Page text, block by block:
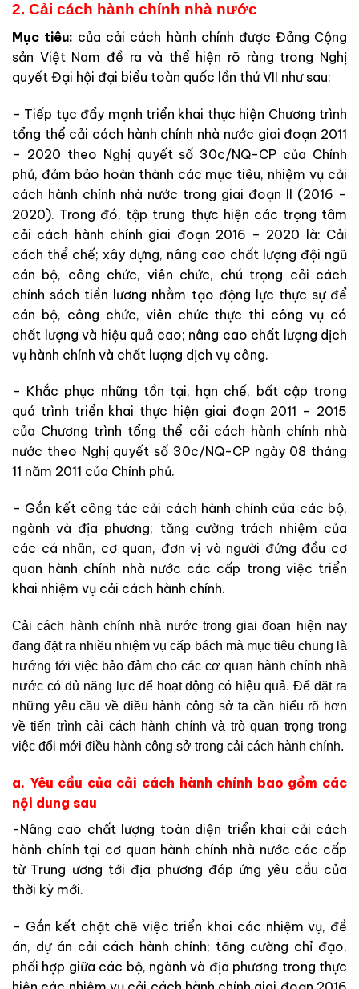
2. Cải cách hành chính nhà nước
Mục tiêu: của cải cách hành chính được Đảng Cộng
sản Việt Nam đề ra và thể hiện rõ ràng trong Nghị
quyết Đại hội đại biểu toàn quốc lần thứ VII như sau:
– Tiếp tục đẩy mạnh triển khai thực hiện Chương trình
tổng thể cải cách hành chính nhà nước giai đoạn 2011
– 2020 theo Nghị quyết số 30c/NQ-CP của Chính
phủ, đảm bảo hoàn thành các mục tiêu, nhiệm vụ cải
cách hành chính nhà nước trong giai đoạn II (2016 –
2020). Trong đó, tập trung thực hiện các trọng tâm
cải cách hành chính giai đoạn 2016 – 2020 là: Cải
cách thể chế; xây dựng, nâng cao chất lượng đội ngũ
cán bộ, công chức, viên chức, chú trọng cải cách
chính sách tiền lương nhằm tạo động lực thực sự để
cán bộ, công chức, viên chức thực thi công vụ có
chất lượng và hiệu quả cao; nâng cao chất lượng dịch
vụ hành chính và chất lượng dịch vụ công.
– Khắc phục những tồn tại, hạn chế, bất cập trong
quá trình triển khai thực hiện giai đoạn 2011 – 2015
của Chương trình tổng thể cải cách hành chính nhà
nước theo Nghị quyết số 30c/NQ-CP ngày 08 tháng
11 năm 2011 của Chính phủ.
– Gắn kết công tác cải cách hành chính của các bộ,
ngành và địa phương; tăng cường trách nhiệm của
các cá nhân, cơ quan, đơn vị và người đứng đầu cơ
quan hành chính nhà nước các cấp trong việc triển
khai nhiệm vụ cải cách hành chính.
Cải cách hành chính nhà nước trong giai đoạn hiện nay
đang đặt ra nhiều nhiệm vụ cấp bách mà mục tiêu chung là
hướng tới việc bảo đảm cho các cơ quan hành chính nhà
nước có đủ năng lực để hoạt động có hiệu quả. Để đặt ra
những yêu cầu về điều hành công sở ta cần hiểu rõ hơn
về tiến trình cải cách hành chính và trò quan trọng trong
việc đổi mới điều hành công sở trong cải cách hành chính.
a. Yêu cầu của cải cách hành chính bao gồm các
nội dung sau
-Nâng cao chất lượng toàn diện triển khai cải cách
hành chính tại cơ quan hành chính nhà nước các cấp
từ Trung ương tới địa phương đáp ứng yêu cầu của
thời kỳ mới.
– Gắn kết chặt chẽ việc triển khai các nhiệm vụ, đề
án, dự án cải cách hành chính; tăng cường chỉ đạo,
phối hợp giữa các bộ, ngành và địa phương trong thực